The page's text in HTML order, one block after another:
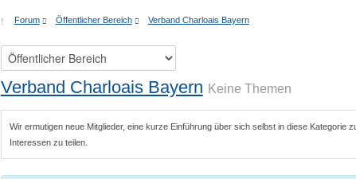
Forum Öffentlicher Bereich Verband Charloais Bayern
Verband Charloais Bayern Keine Themen
Wir ermutigen neue Mitglieder, eine kurze Einführung über sich selbst in diese Kategorie
Interessen zu teilen.